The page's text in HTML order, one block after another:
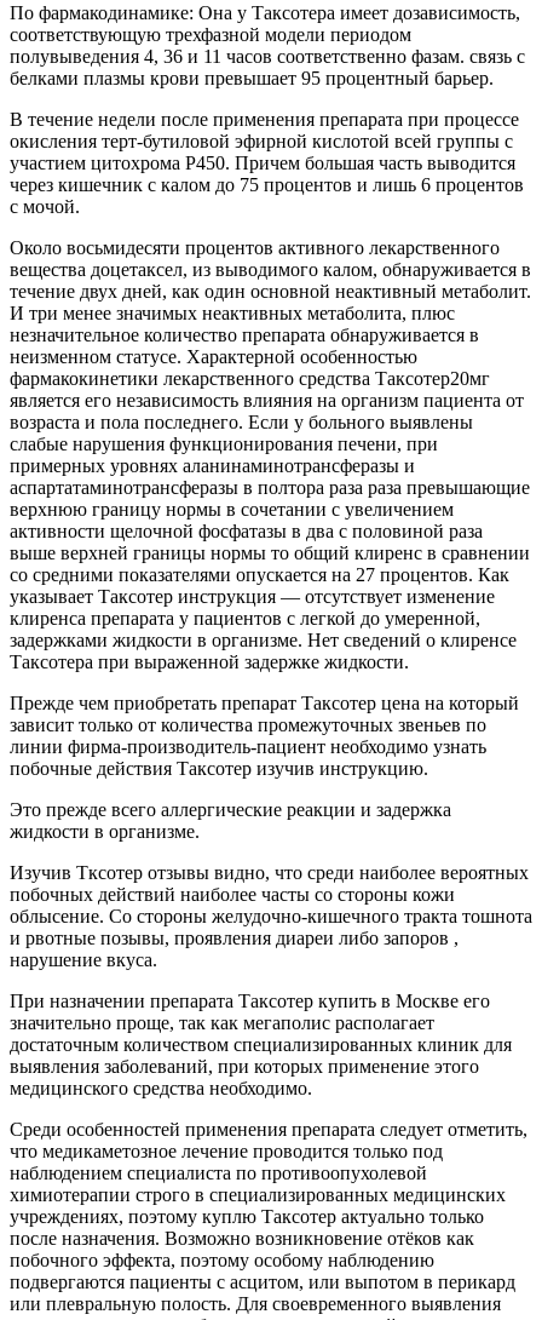
По фармакодинамике: Она у Таксотера имеет дозависимость,
соответствующую трехфазной модели периодом
полувыведения 4, 36 и 11 часов соответственно фазам. связь с
белками плазмы крови превышает 95 процентный барьер.
В течение недели после применения препарата при процессе
окисления терт-бутиловой эфирной кислотой всей группы с
участием цитохрома Р450. Причем большая часть выводится
через кишечник с калом до 75 процентов и лишь 6 процентов
с мочой.
Около восьмидесяти процентов активного лекарственного
вещества доцетаксел, из выводимого калом, обнаруживается в
течение двух дней, как один основной неактивный метаболит.
И три менее значимых неактивных метаболита, плюс
незначительное количество препарата обнаруживается в
неизменном статусе. Характерной особенностью
фармакокинетики лекарственного средства Таксотер20мг
является его независимость влияния на организм пациента от
возраста и пола последнего. Если у больного выявлены
слабые нарушения функционирования печени, при
примерных уровнях аланинаминотрансферазы и
аспартатаминотрансферазы в полтора раза раза превышающие
верхнюю границу нормы в сочетании с увеличением
активности щелочной фосфатазы в два с половиной раза
выше верхней границы нормы то общий клиренс в сравнении
со средними показателями опускается на 27 процентов. Как
указывает Таксотер инструкция — отсутствует изменение
клиренса препарата у пациентов с легкой до умеренной,
задержками жидкости в организме. Нет сведений о клиренсе
Таксотера при выраженной задержке жидкости.
Прежде чем приобретать препарат Таксотер цена на который
зависит только от количества промежуточных звеньев по
линии фирма-производитель-пациент необходимо узнать
побочные действия Таксотер изучив инструкцию.
Это прежде всего аллергические реакции и задержка
жидкости в организме.
Изучив Тксотер отзывы видно, что среди наиболее вероятных
побочных действий наиболее часты со стороны кожи
облысение. Со стороны желудочно-кишечного тракта тошнота
и рвотные позывы, проявления диареи либо запоров ,
нарушение вкуса.
При назначении препарата Таксотер купить в Москве его
значительно проще, так как мегаполис располагает
достаточным количеством специализированных клиник для
выявления заболеваний, при которых применение этого
медицинского средства необходимо.
Среди особенностей применения препарата следует отметить,
что медикаметозное лечение проводится только под
наблюдением специалиста по противоопухолевой
химиотерапии строго в специализированных медицинских
учреждениях, поэтому куплю Таксотер актуально только
после назначения. Возможно возникновение отёков как
побочного эффекта, поэтому особому наблюдению
подвергаются пациенты с асцитом, или выпотом в перикард
или плевральную полость. Для своевременного выявления